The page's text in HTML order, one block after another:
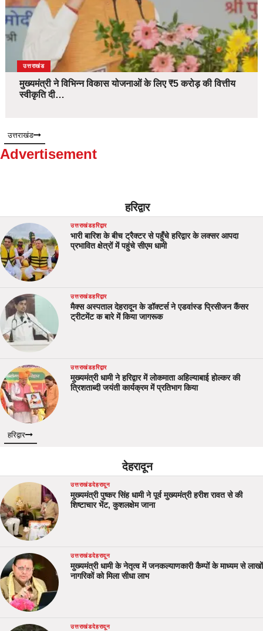
उत्तराखंड
मुख्यमंत्री ने विभिन्न विकास योजनाओं के लिए ₹5 करोड़ की वित्तीय
स्वीकृति दी…
उत्तराखंड
Advertisement
हरिद्वार
उत्तराखंडहरिद्वार
भारी बारिश के बीच ट्रैक्टर से पहुँचे हरिद्वार के लक्सर आपदा
प्रभावित क्षेत्रों में पहुंचे सीएम धामी
उत्तराखंडहरिद्वार
मैक्स अस्पताल देहरादून के डॉक्टर्स ने एडवांस्ड प्रिसीजन कैंसर
ट्रीटमेंट क बारे में किया जागरूक
उत्तराखंडहरिद्वार
मुख्यमंत्री धामी ने हरिद्वार में लोकमाता अहिल्याबाई होल्कर की
त्रिशताब्दी जयंती कार्यक्रम में प्रतिभाग किया
हरिद्वार
देहरादून
उत्तराखंडदेहरादून
मुख्यमंत्री पुष्कर सिंह धामी ने पूर्व मुख्यमंत्री हरीश रावत से की
शिष्टाचार भेंट, कुशलक्षेम जाना
उत्तराखंडदेहरादून
मुख्यमंत्री धामी के नेतृत्व में जनकल्याणकारी कैम्पों के माध्यम से लाखों
नागरिकों को मिला सीधा लाभ
उत्तराखंडदेहरादून